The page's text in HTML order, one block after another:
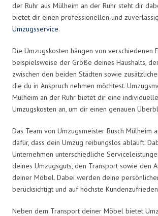
der Ruhr aus Mülheim an der Ruhr steht dir
bietet dir einen professionellen und
Umzugsservice.
Die Umzugskosten hängen von verschiedenen
beispielsweise der Größe deines Haushalts,
zwischen den beiden Städten sowie
die du in Anspruch nehmen möchtest.
Mülheim an der Ruhr bietet dir eine
Umzugskosten an, um dir einen genauen
Das Team von Umzugsmeister Busch Mülheim
dafür, dass dein Umzug reibungslos abläuft.
Unternehmen unterschiedliche
deines Umzugsguts, den Transport sowie den
deiner Möbel. Dabei werden deine
berücksichtigt und auf höchste
Neben dem Transport deiner Möbel bietet